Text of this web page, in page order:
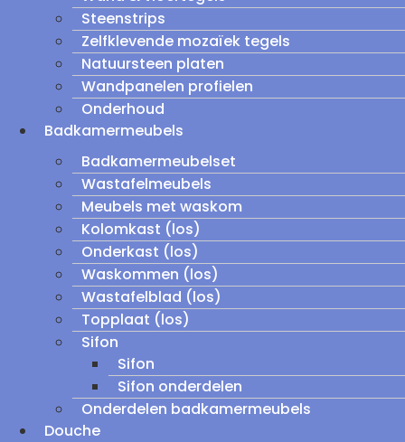
Steenstrips
Zelfklevende mozaïek tegels
Natuursteen platen
Wandpanelen profielen
Onderhoud
Badkamermeubels
Badkamermeubelset
Wastafelmeubels
Meubels met waskom
Kolomkast (los)
Onderkast (los)
Waskommen (los)
Wastafelblad (los)
Topplaat (los)
Sifon
Sifon
Sifon onderdelen
Onderdelen badkamermeubels
Douche